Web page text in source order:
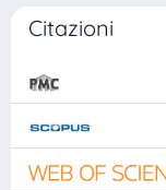
Citazioni